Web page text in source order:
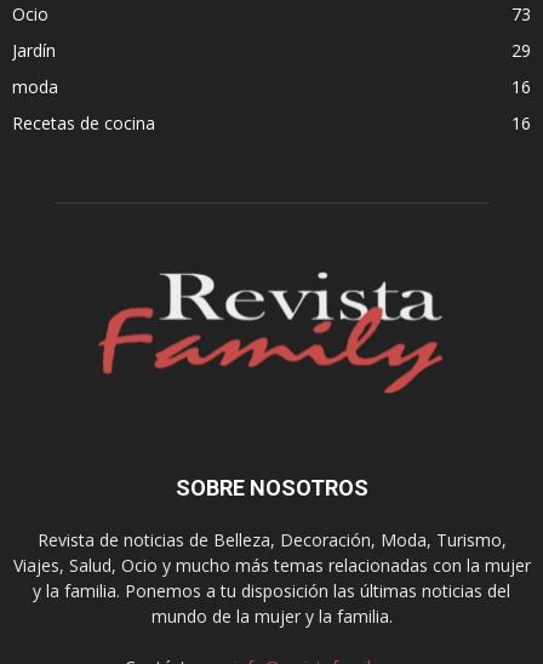
Ocio
73
Jardín
29
moda
16
Recetas de cocina
16
SOBRE NOSOTROS
Revista de noticias de Belleza, Decoración, Moda, Turismo,
Viajes, Salud, Ocio y mucho más temas relacionadas con la mujer
y la familia. Ponemos a tu disposición las últimas noticias del
mundo de la mujer y la familia.